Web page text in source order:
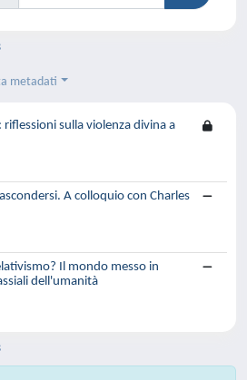
metadati
sulla violenza divina a
A colloquio con Charles
Il mondo messo in
dell'umanità